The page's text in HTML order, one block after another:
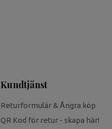
Kundtjänst
Returformulär & Ångra köp
QR Kod för retur - skapa här!